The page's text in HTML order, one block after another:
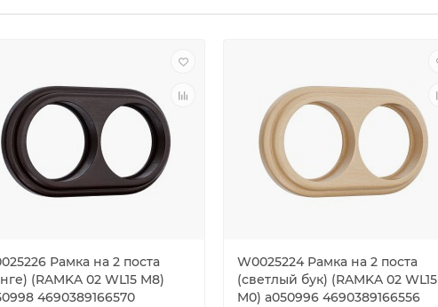
Рамка на 2 поста
(RAMKA 02 WL15 M8)
4690389166570
W0025224 Рамка на 2 поста
(светлый бук) (RAMKA 02 WL15
M0) a050996 4690389166556